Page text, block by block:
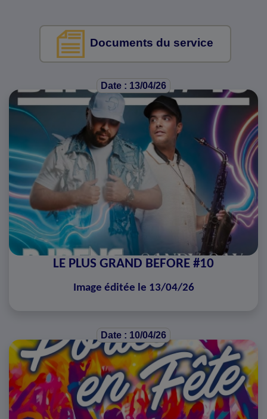
Documents du service
Date : 13/04/26
LE PLUS GRAND BEFORE #10
Image éditée le 13/04/26
Date : 10/04/26